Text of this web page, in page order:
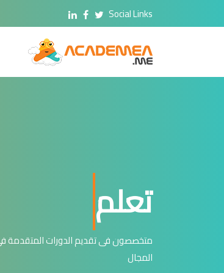
Social Links
تعلم
متخصصون فى تقديم الدورات المتقدمة
المجال